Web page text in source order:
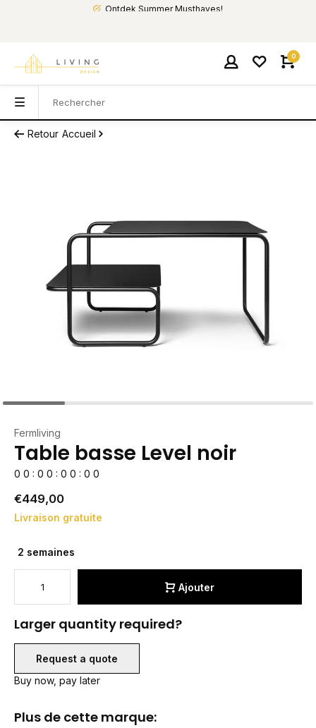
Ontdek Summer Musthaves!
0
Retour Accueil
Fermliving
Table basse Level noir
0 0 : 0 0 : 0 0 : 0 0
€449,00
Livraison gratuite
2 semaines
Ajouter
Larger quantity required?
Request a quote
Buy now, pay later
Plus de cette marque: